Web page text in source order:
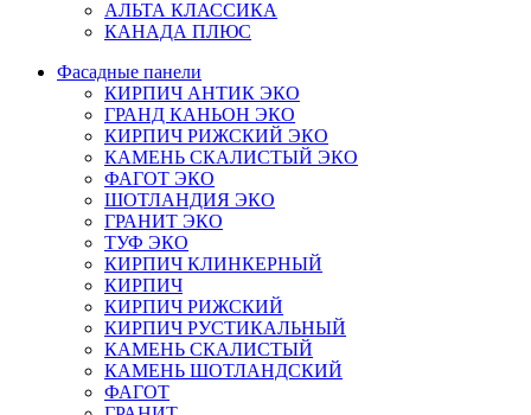
АЛЬТА КЛАССИКА
КАНАДА ПЛЮС
Фасадные панели
КИРПИЧ АНТИК ЭКО
ГРАНД КАНЬОН ЭКО
КИРПИЧ РИЖСКИЙ ЭКО
КАМЕНЬ СКАЛИСТЫЙ ЭКО
ФАГОТ ЭКО
ШОТЛАНДИЯ ЭКО
ГРАНИТ ЭКО
ТУФ ЭКО
КИРПИЧ КЛИНКЕРНЫЙ
КИРПИЧ
КИРПИЧ РИЖСКИЙ
КИРПИЧ РУСТИКАЛЬНЫЙ
КАМЕНЬ СКАЛИСТЫЙ
КАМЕНЬ ШОТЛАНДСКИЙ
ФАГОТ